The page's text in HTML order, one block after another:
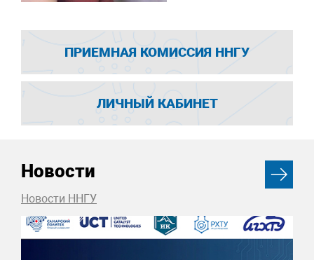
ПРИЕМНАЯ КОМИССИЯ ННГУ
ЛИЧНЫЙ КАБИНЕТ
Новости
Новости ННГУ